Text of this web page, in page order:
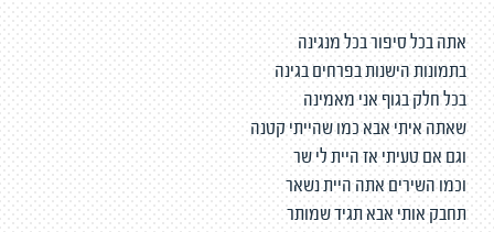
אתה בכל סיפור בכל מנגינה
בתמונות הישנות בפרחים בגינה
בכל חלק בגוף אני מאמינה
שאתה איתי אבא כמו שהייתי קטנה
וגם אם טעיתי אז היית לי שר
וכמו השירים אתה היית נשאר
תחבק אותי אבא תגיד שמותר